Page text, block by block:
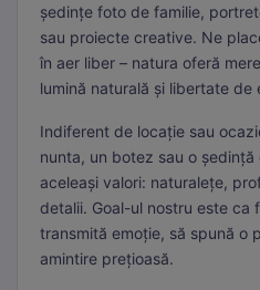
ședințe foto de familie,
sau proiecte creative. Ne
în aer liber – natura oferă
lumină naturală și libertate de
Indiferent de locație sau
nunta, un botez sau o
aceleași valori: naturalețe,
detalii. Goal-ul nostru este ca
transmită emoție, să spună o
amintire prețioasă.